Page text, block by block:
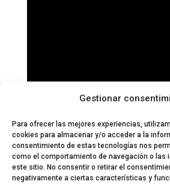
Gestionar
Para ofrecer las mejores experiencias,
cookies para almacenar y/o acceder a la
consentimiento de estas tecnologías nos
como el comportamiento de navegación o
este sitio. No consentir o retirar el
negativamente a ciertas características y